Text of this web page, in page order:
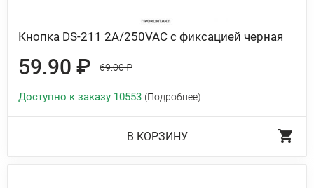
Кнопка DS-211 2A/250VAC с фиксацией черная
59.90 ₽ 69.00 ₽
Доступно к заказу 10553 (Подробнее)
В КОРЗИНУ